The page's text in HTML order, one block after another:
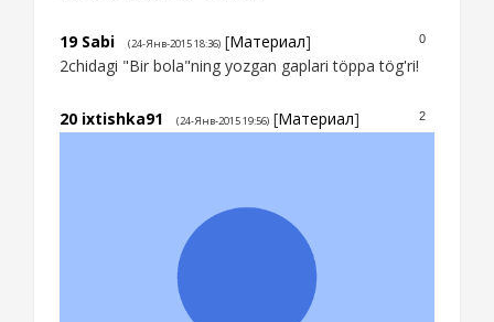
0
19 Sabi (24-Янв-2015 18:36) [Материал]
2chidagi "Bir bola"ning yozgan gaplari töppa tög'ri!
2
20 ixtishka91 (24-Янв-2015 19:56) [Материал]